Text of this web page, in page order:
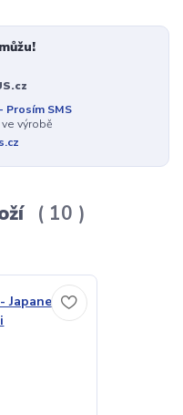
Prosím SMS
výrobě
10